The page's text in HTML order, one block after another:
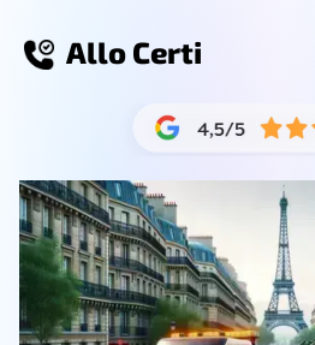
Allo Certi